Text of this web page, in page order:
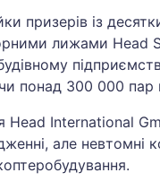
призерів із
лижами Head
понад 300 000 пар
Head International
але